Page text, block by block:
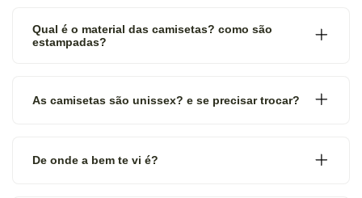
Qual é o material das camisetas? como são
estampadas?
As camisetas são unissex? e se precisar trocar?
De onde a bem te vi é?